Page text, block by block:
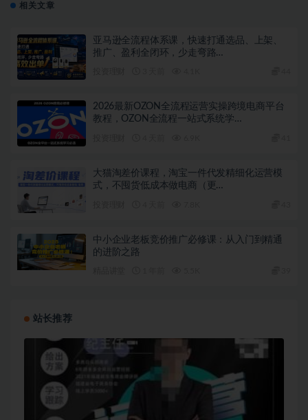
相关文章
亚马逊全流程体系课，快速打通选品、上架、
推广、盈利全闭环，少走弯路…
2026最新OZON全流程运营实操跨境电商平台
教程，OZON全流程一站式系统学…
大猫淘差价课程，淘宝一件代发精细化运营模
式，不囤货低成本做电商（更…
中小企业老板竞价推广必修课：从入门到精通
的进阶之路
站长推荐